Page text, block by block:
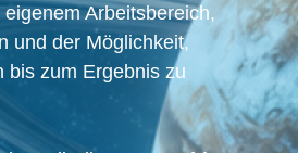
Arbeitsbereich,
und der Möglichkeit,
bis zum Ergebnis zu